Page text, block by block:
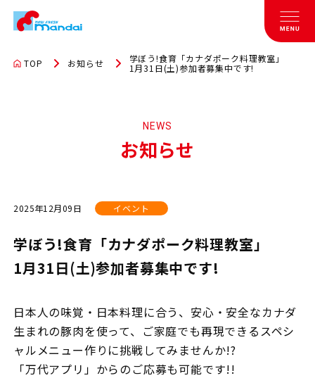
TOP お知らせ
学ぼう!食育「カナダポーク料理教室」
1月31日(土)参加者募集中です!
NEWS
お知らせ
2025年12月09日 イベント
学ぼう!食育「カナダポーク料理教室」
1月31日(土)参加者募集中です!
日本人の味覚・日本料理に合う、安心・安全なカナダ
生まれの豚肉を使って、ご家庭でも再現できるスペシ
ャルメニュー作りに挑戦してみませんか!?
「万代アプリ」からのご応募も可能です!!